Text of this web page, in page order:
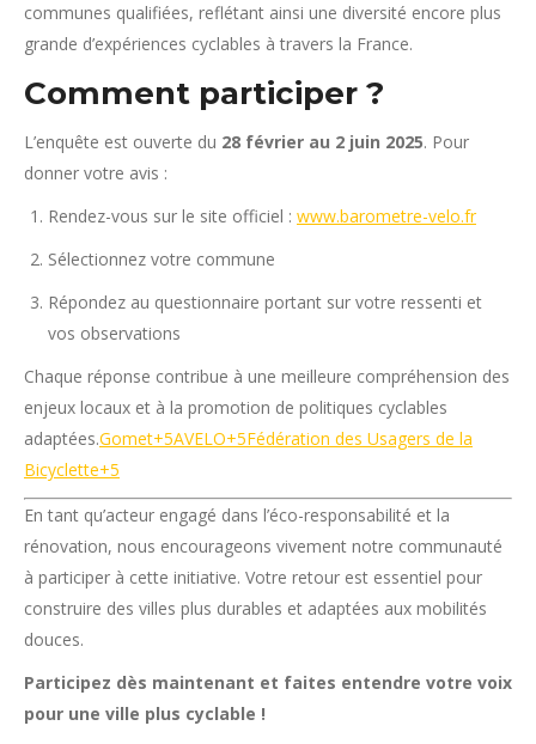
communes qualifiées, reflétant ainsi une diversité encore plus
grande d’expériences cyclables à travers la France.
Comment participer ?
L’enquête est ouverte du 28 février au 2 juin 2025. Pour
donner votre avis :
Rendez-vous sur le site officiel : www.barometre-velo.fr
Sélectionnez votre commune
Répondez au questionnaire portant sur votre ressenti et
vos observations
Chaque réponse contribue à une meilleure compréhension des
enjeux locaux et à la promotion de politiques cyclables
adaptées.Gomet+5AVELO+5Fédération des Usagers de la
Bicyclette+5
En tant qu’acteur engagé dans l’éco-responsabilité et la
rénovation, nous encourageons vivement notre communauté
à participer à cette initiative. Votre retour est essentiel pour
construire des villes plus durables et adaptées aux mobilités
douces.
Participez dès maintenant et faites entendre votre voix
pour une ville plus cyclable !